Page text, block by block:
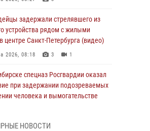
задержали стрелявшего из
устройства рядом с жилыми
центре Санкт-Петербурга (видео)
2026, 08:18 3 1
спецназ Росгвардии оказал
при задержании подозреваемых
человека и вымогательстве
НОВОСТИ